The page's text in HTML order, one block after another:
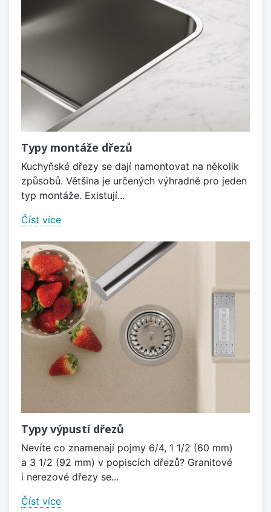
Typy montáže dřezů
Kuchyňské dřezy se dají namontovat na několik
způsobů. Většina je určených výhradně pro jeden
typ montáže. Existují...
Číst více
Typy výpustí dřezů
Nevíte co znamenají pojmy 6/4, 1 1/2 (60 mm)
a 3 1/2 (92 mm) v popiscích dřezů? Granitové
i nerezové dřezy se...
Číst více